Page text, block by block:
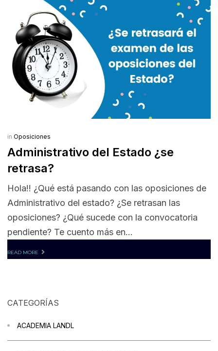
in Oposiciones
Administrativo del Estado ¿se
retrasa?
Hola!! ¿Qué está pasando con las oposiciones de
Administrativo del estado? ¿Se retrasan las
oposiciones? ¿Qué sucede con la convocatoria
pendiente? Te cuento más en...
READ MORE
CATEGORÍAS
ACADEMIA LANDL